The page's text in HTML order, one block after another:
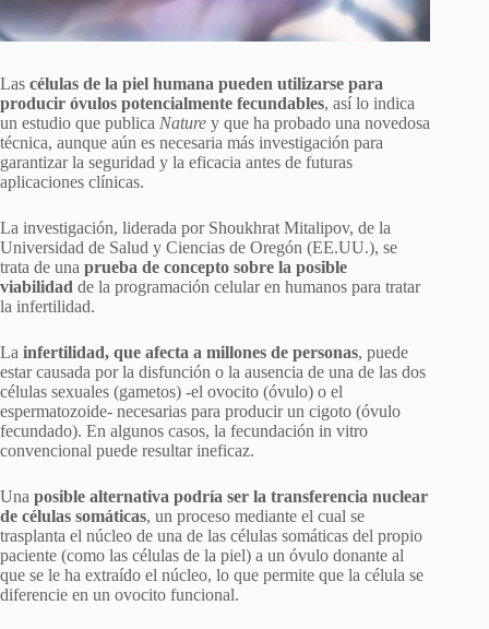
Las células de la piel humana pueden utilizarse para
producir óvulos potencialmente fecundables, así lo indica
un estudio que publica Nature y que ha probado una novedosa
técnica, aunque aún es necesaria más investigación para
garantizar la seguridad y la eficacia antes de futuras
aplicaciones clínicas.
La investigación, liderada por Shoukhrat Mitalipov, de la
Universidad de Salud y Ciencias de Oregón (EE.UU.), se
trata de una prueba de concepto sobre la posible
viabilidad de la programación celular en humanos para tratar
la infertilidad.
La infertilidad, que afecta a millones de personas, puede
estar causada por la disfunción o la ausencia de una de las dos
células sexuales (gametos) -el ovocito (óvulo) o el
espermatozoide- necesarias para producir un cigoto (óvulo
fecundado). En algunos casos, la fecundación in vitro
convencional puede resultar ineficaz.
Una posible alternativa podría ser la transferencia nuclear
de células somáticas, un proceso mediante el cual se
trasplanta el núcleo de una de las células somáticas del propio
paciente (como las células de la piel) a un óvulo donante al
que se le ha extraído el núcleo, lo que permite que la célula se
diferencie en un ovocito funcional.